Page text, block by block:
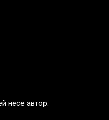
несе автор.